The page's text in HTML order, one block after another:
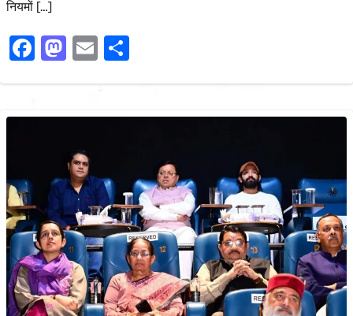
नियमों […]
Facebook
Mastodon
Email